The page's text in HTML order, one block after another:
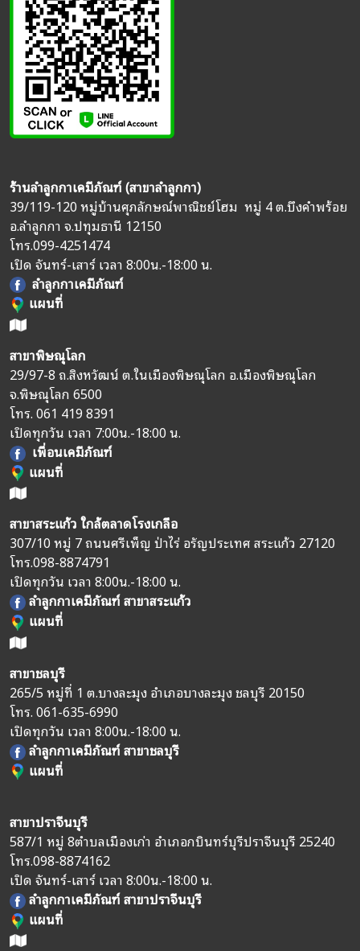
ร้านลำลูกกาเคมีภัณฑ์ (สาขาลำลูกกา)
39/119-120 หมู่บ้านศุภลักษณ์พาณิชย์โฮม หมู่ 4 ต.บึงคำพร้อย
อ.ลำลูกกา จ.ปทุมธานี 12150
โทร.099-4251474
เปิด จันทร์-เสาร์ เวลา 8:00น.-18:00 น.
ลำลูกกาเคมีภัณฑ์
แผนที่
สาขาพิษณุโลก
29/97-8 ถ.สิงหวัฒน์ ต.ในเมืองพิษณุโลก อ.เมืองพิษณุโลก
จ.พิษณุโลก 6500
โทร.061 419 8391
เปิดทุกวัน เวลา 7:00น.-18:00 น.
เพื่อนเคมีภัณฑ์
แผนที่
สาขาสระแก้ว ใกล้ตลาดโรงเกลือ
307/10 หมู่ 7 ถนนศรีเพ็ญ ป่าไร่ อรัญประเทศ สระแก้ว 27120
โทร.098-8874791
เปิดทุกวัน เวลา 8:00น.-18:00 น.
ลำลูกกาเคมีภัณฑ์ สาขาสระแก้ว
แผนที่
สาขาชลบุรี
265/5 หมู่ที่ 1 ต.บางละมุง อำเภอบางละมุง ชลบุรี 20150
โทร.061-635-6990
เปิดทุกวัน เวลา 8:00น.-18:00 น.
ลำลูกกาเคมีภัณฑ์ สาขาชลบุรี
แผนที่
สาขาปราจีนบุรี
587/1 หมู่ 8ตำบลเมืองเก่า อำเภอกบินทร์บุรีปราจีนบุรี 25240
โทร.098-8874162
เปิด จันทร์-เสาร์ เวลา 8:00น.-18:00 น.
ลำลูกกาเคมีภัณฑ์ สาขาปราจีนบุรี
แผนที่